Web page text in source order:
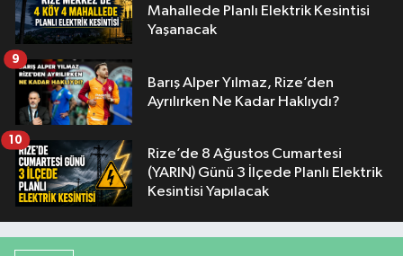
Mahallede Planlı Elektrik Kesintisi
Yaşanacak
Barış Alper Yılmaz, Rize’den
Ayrılırken Ne Kadar Haklıydı?
9
Rize’de 8 Ağustos Cumartesi
(YARIN) Günü 3 İlçede Planlı Elektrik
Kesintisi Yapılacak
10